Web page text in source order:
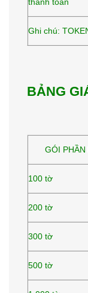
Ghi chú:
BẢNG
GÓI
100 tờ
200 tờ
300 tờ
500 tờ